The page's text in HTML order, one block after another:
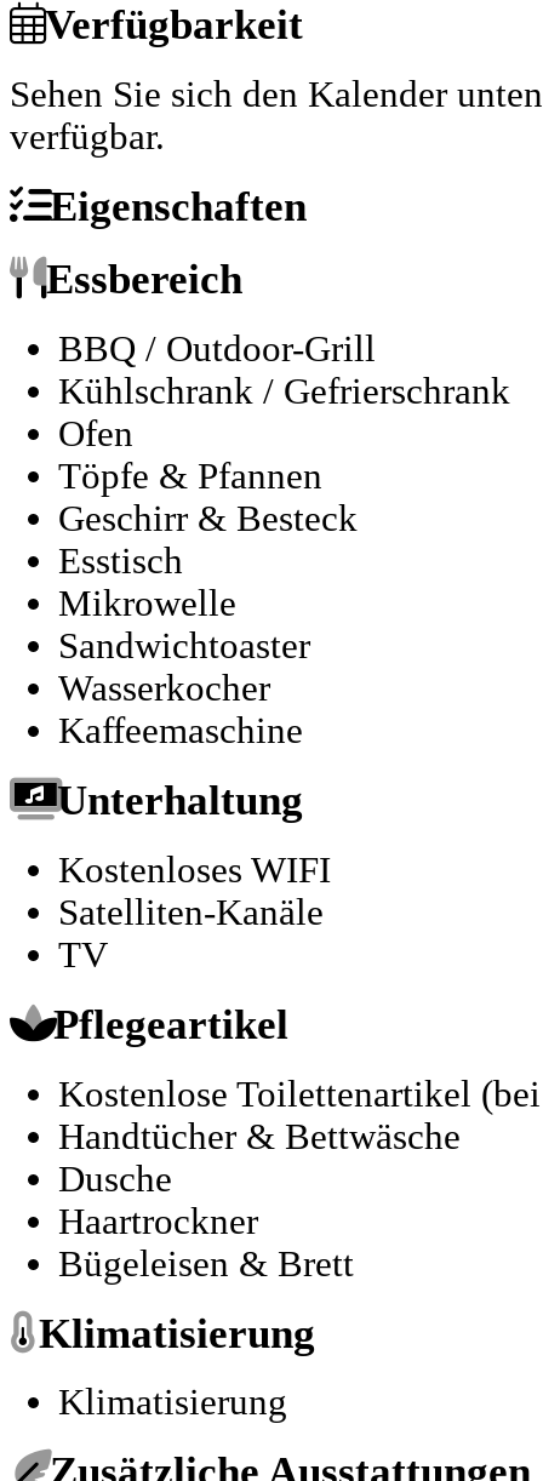
Verfügbarkeit
Sehen Sie sich den Kalender
verfügbar.
Eigenschaften
Essbereich
BBQ / Outdoor-Grill
Kühlschrank / Gefrierschrank
Ofen
Töpfe & Pfannen
Geschirr & Besteck
Esstisch
Mikrowelle
Sandwichtoaster
Wasserkocher
Kaffeemaschine
Unterhaltung
Kostenloses WIFI
Satelliten-Kanäle
TV
Pflegeartikel
Kostenlose Toilettenartikel
Handtücher & Bettwäsche
Dusche
Haartrockner
Bügeleisen & Brett
Klimatisierung
Klimatisierung